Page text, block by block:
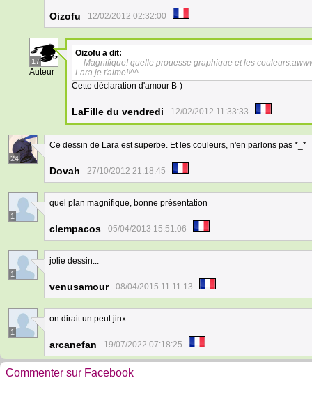
Oizofu 12/02/2012 02:32:00
17
Auteur
Oizofu a dit:
Magnifique! quelle prouesse graphique et les
Lara je t'aime!!^^
Cette déclaration d'amour B-)
LaFille du vendredi 12/02/2012 11:33:33
24
Ce dessin de Lara est superbe. Et les couleurs, n'en parlons pas *_*
Dovah 27/10/2012 21:18:45
1
quel plan magnifique, bonne présentation
clempacos 05/04/2013 15:51:06
1
jolie dessin...
venusamour 08/04/2015 11:11:13
1
on dirait un peut jinx
arcanefan 19/07/2022 07:18:25
Commenter sur Facebook